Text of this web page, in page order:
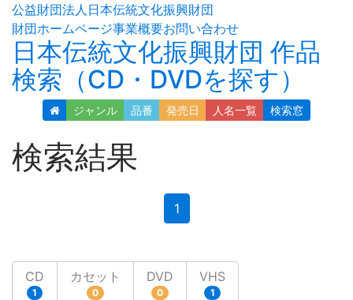
公益財団法人日本伝統文化振興財団
財団ホームページ事業概要お問い合わせ
日本伝統文化振興財団 作品
検索（CD・DVDを探す）
ジャンル 品番 発売日 人名一覧 検索窓
検索結果
1(current)
CD
1
カセット
0
DVD
0
VHS
1